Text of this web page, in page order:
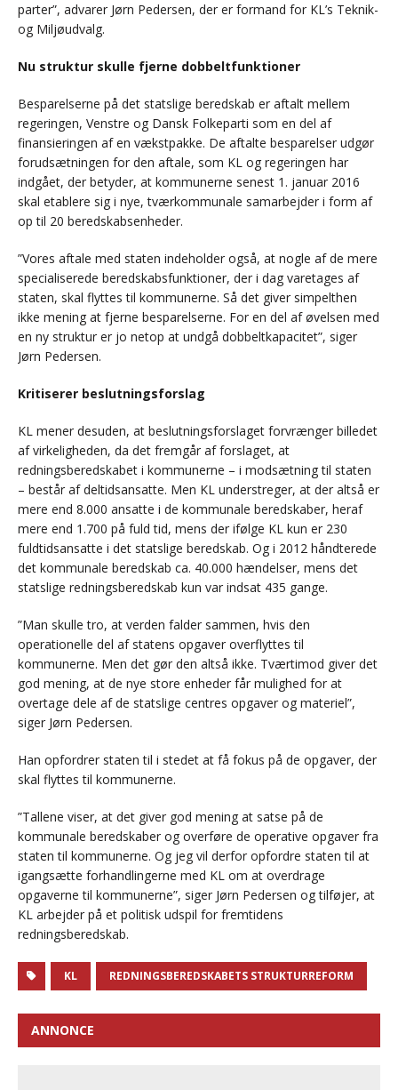
parter”, advarer Jørn Pedersen, der er formand for KL’s Teknik-
og Miljøudvalg.
Nu struktur skulle fjerne dobbeltfunktioner
Besparelserne på det statslige beredskab er aftalt mellem
regeringen, Venstre og Dansk Folkeparti som en del af
finansieringen af en vækstpakke. De aftalte besparelser udgør
forudsætningen for den aftale, som KL og regeringen har
indgået, der betyder, at kommunerne senest 1. januar 2016
skal etablere sig i nye, tværkommunale samarbejder i form af
op til 20 beredskabsenheder.
”Vores aftale med staten indeholder også, at nogle af de mere
specialiserede beredskabsfunktioner, der i dag varetages af
staten, skal flyttes til kommunerne. Så det giver simpelthen
ikke mening at fjerne besparelserne. For en del af øvelsen med
en ny struktur er jo netop at undgå dobbeltkapacitet”, siger
Jørn Pedersen.
Kritiserer beslutningsforslag
KL mener desuden, at beslutningsforslaget forvrænger billedet
af virkeligheden, da det fremgår af forslaget, at
redningsberedskabet i kommunerne – i modsætning til staten
– består af deltidsansatte. Men KL understreger, at der altså er
mere end 8.000 ansatte i de kommunale beredskaber, heraf
mere end 1.700 på fuld tid, mens der ifølge KL kun er 230
fuldtidsansatte i det statslige beredskab. Og i 2012 håndterede
det kommunale beredskab ca. 40.000 hændelser, mens det
statslige redningsberedskab kun var indsat 435 gange.
”Man skulle tro, at verden falder sammen, hvis den
operationelle del af statens opgaver overflyttes til
kommunerne. Men det gør den altså ikke. Tværtimod giver det
god mening, at de nye store enheder får mulighed for at
overtage dele af de statslige centres opgaver og materiel”,
siger Jørn Pedersen.
Han opfordrer staten til i stedet at få fokus på de opgaver, der
skal flyttes til kommunerne.
”Tallene viser, at det giver god mening at satse på de
kommunale beredskaber og overføre de operative opgaver fra
staten til kommunerne. Og jeg vil derfor opfordre staten til at
igangsætte forhandlingerne med KL om at overdrage
opgaverne til kommunerne”, siger Jørn Pedersen og tilføjer, at
KL arbejder på et politisk udspil for fremtidens
redningsberedskab.
KL REDNINGSBEREDSKABETS STRUKTURREFORM
ANNONCE